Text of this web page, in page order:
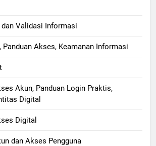
Validasi Informasi
Akses, Keamanan Informasi
Akun, Panduan Login Praktis,
Digital
Digital
dan Akses Pengguna